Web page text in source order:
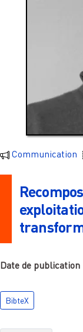
Communication
Date de publication
BibteX